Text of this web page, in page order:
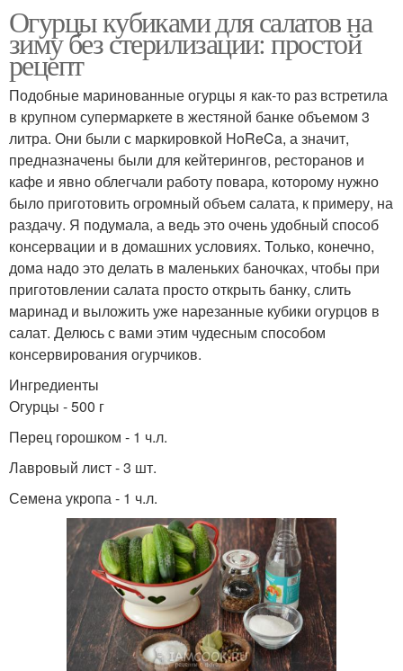
Огурцы кубиками для салатов на
зиму без стерилизации: простой
рецепт
Подобные маринованные огурцы я как-то раз встретила
в крупном супермаркете в жестяной банке объемом 3
литра. Они были с маркировкой HoReCa, а значит,
предназначены были для кейтерингов, ресторанов и
кафе и явно облегчали работу повара, которому нужно
было приготовить огромный объем салата, к примеру, на
раздачу. Я подумала, а ведь это очень удобный способ
консервации и в домашних условиях. Только, конечно,
дома надо это делать в маленьких баночках, чтобы при
приготовлении салата просто открыть банку, слить
маринад и выложить уже нарезанные кубики огурцов в
салат. Делюсь с вами этим чудесным способом
консервирования огурчиков.
Ингредиенты
Огурцы - 500 г
Перец горошком - 1 ч.л.
Лавровый лист - 3 шт.
Семена укропа - 1 ч.л.